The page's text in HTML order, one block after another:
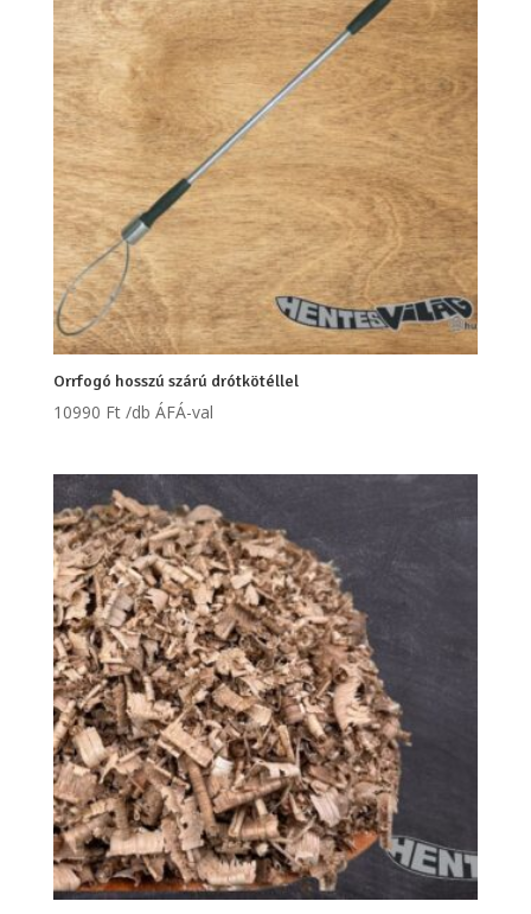
Orrfogó hosszú szárú drótkötéllel
10990 Ft /db ÁFÁ-val